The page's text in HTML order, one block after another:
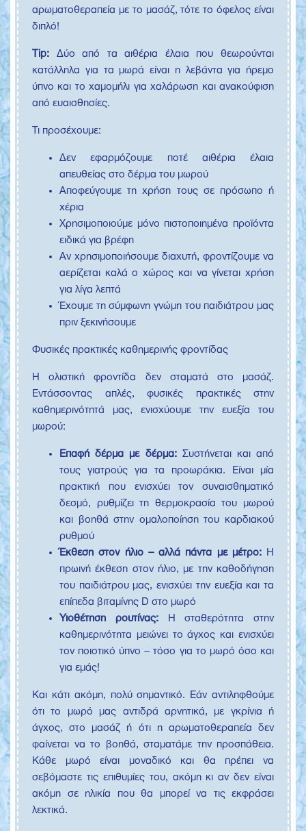
αρωματοθεραπεία με το μασάζ, τότε το όφελος είναι
διπλό!
Tip: Δύο από τα αιθέρια έλαια που θεωρούνται
κατάλληλα για τα μωρά είναι η λεβάντα για ήρεμο
ύπνο και το χαμομήλι για χαλάρωση και ανακούφιση
από ευαισθησίες.
Τι προσέχουμε:
Δεν εφαρμόζουμε ποτέ αιθέρια έλαια
απευθείας στο δέρμα του μωρού
Αποφεύγουμε τη χρήση τους σε πρόσωπο ή
χέρια
Χρησιμοποιούμε μόνο πιστοποιημένα προϊόντα
ειδικά για βρέφη
Αν χρησιμοποιήσουμε διαχυτή, φροντίζουμε να
αερίζεται καλά ο χώρος και να γίνεται χρήση
για λίγα λεπτά
Έχουμε τη σύμφωνη γνώμη του παιδιάτρου μας
πριν ξεκινήσουμε
Φυσικές πρακτικές καθημερινής φροντίδας
Η ολιστική φροντίδα δεν σταματά στο μασάζ.
Εντάσσοντας απλές, φυσικές πρακτικές στην
καθημερινότητά μας, ενισχύουμε την ευεξία του
μωρού:
Επαφή δέρμα με δέρμα:Συστήνεται και από
τους γιατρούς για τα προωράκια. Είναι μία
πρακτική που ενισχύει τον συναισθηματικό
δεσμό, ρυθμίζει τη θερμοκρασία του μωρού
και βοηθά στην ομαλοποίηση του καρδιακού
ρυθμού
Έκθεση στον ήλιο – αλλά πάντα με μέτρο:Η
πρωινή έκθεση στον ήλιο, με την καθοδήγηση
του παιδιάτρου μας, ενισχύει την ευεξία και τα
επίπεδα βιταμίνης D στο μωρό
Υιοθέτηση ρουτίνας:Η σταθερότητα στην
καθημερινότητα μειώνει το άγχος και ενισχύει
τον ποιοτικό ύπνο – τόσο για το μωρό όσο και
για εμάς!
Και κάτι ακόμη, πολύ σημαντικό. Εάν αντιληφθούμε
ότι το μωρό μας αντιδρά αρνητικά, με γκρίνια ή
άγχος, στο μασάζ ή ότι η αρωματοθεραπεία δεν
φαίνεται να το βοηθά, σταματάμε την προσπάθεια.
Κάθε μωρό είναι μοναδικό και θα πρέπει να
σεβόμαστε τις επιθυμίες του, ακόμη κι αν δεν είναι
ακόμη σε ηλικία που θα μπορεί να τις εκφράσει
λεκτικά.